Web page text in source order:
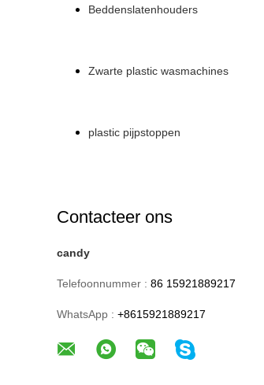
Beddenslatenhouders
Zwarte plastic wasmachines
plastic pijpstoppen
Contacteer ons
candy
Telefoonnummer : 86 15921889217
WhatsApp : +8615921889217